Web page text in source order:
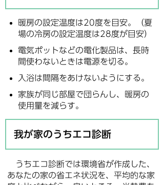
暖房の設定温度は20度を目安。（夏
場の冷房の設定温度は28度が目安）
電気ポットなどの電化製品は、長時
間使わないときは電源を切る。
入浴は間隔をあけないようにする。
家族が同じ部屋で団らんし、暖房の
使用量を減らす。
我が家のうちエコ診断
うちエコ診断では環境省が作成した、
あなたの家の省エネ状況を、平均的な家